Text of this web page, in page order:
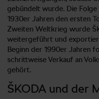
gebündelt wurde. Die
1930er Jahren den ersten
Zweiten Weltkrieg wurde
weitergeführt und
Beginn der 1990er Jahren
schrittweise Verkauf an
gehört.
ŠKODA und der